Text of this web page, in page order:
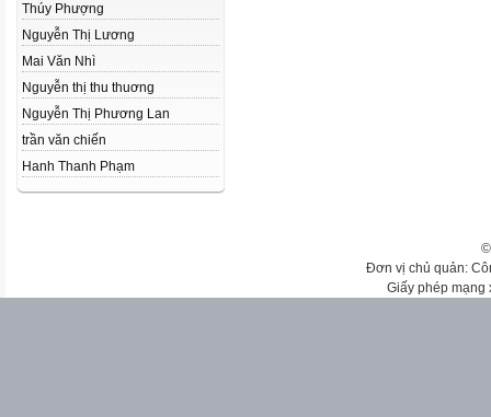
Thúy Phượng
Nguyễn Thị Lương
Mai Văn Nhì
Nguyễn thị thu thuơng
Nguyễn Thị Phương Lan
trần văn chiến
Hanh Thanh Phạm
Đơn vị chủ quản:
Giấy phép mạng